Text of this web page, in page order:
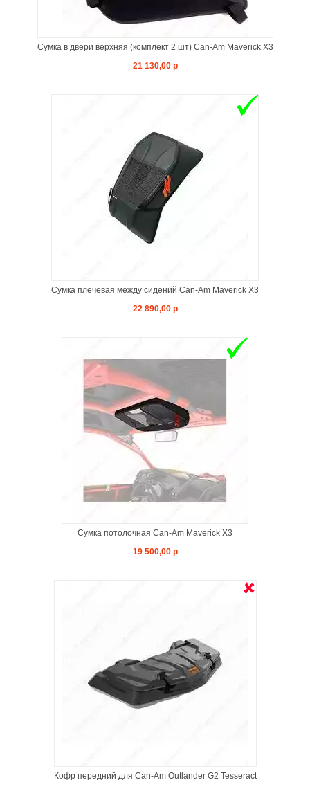
Сумка в двери верхняя (комплект 2 шт) Can-Am Maverick X3
21 130,00 р
Сумка плечевая между сидений Can-Am Maverick X3
22 890,00 р
Сумка потолочная Can-Am Maverick X3
19 500,00 р
Кофр передний для Can-Am Outlander G2 Tesseract